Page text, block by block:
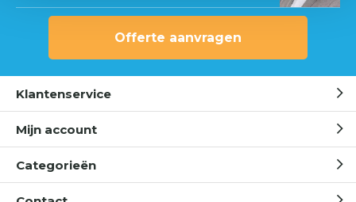
Offerte aanvragen
Klantenservice
Mijn account
Categorieën